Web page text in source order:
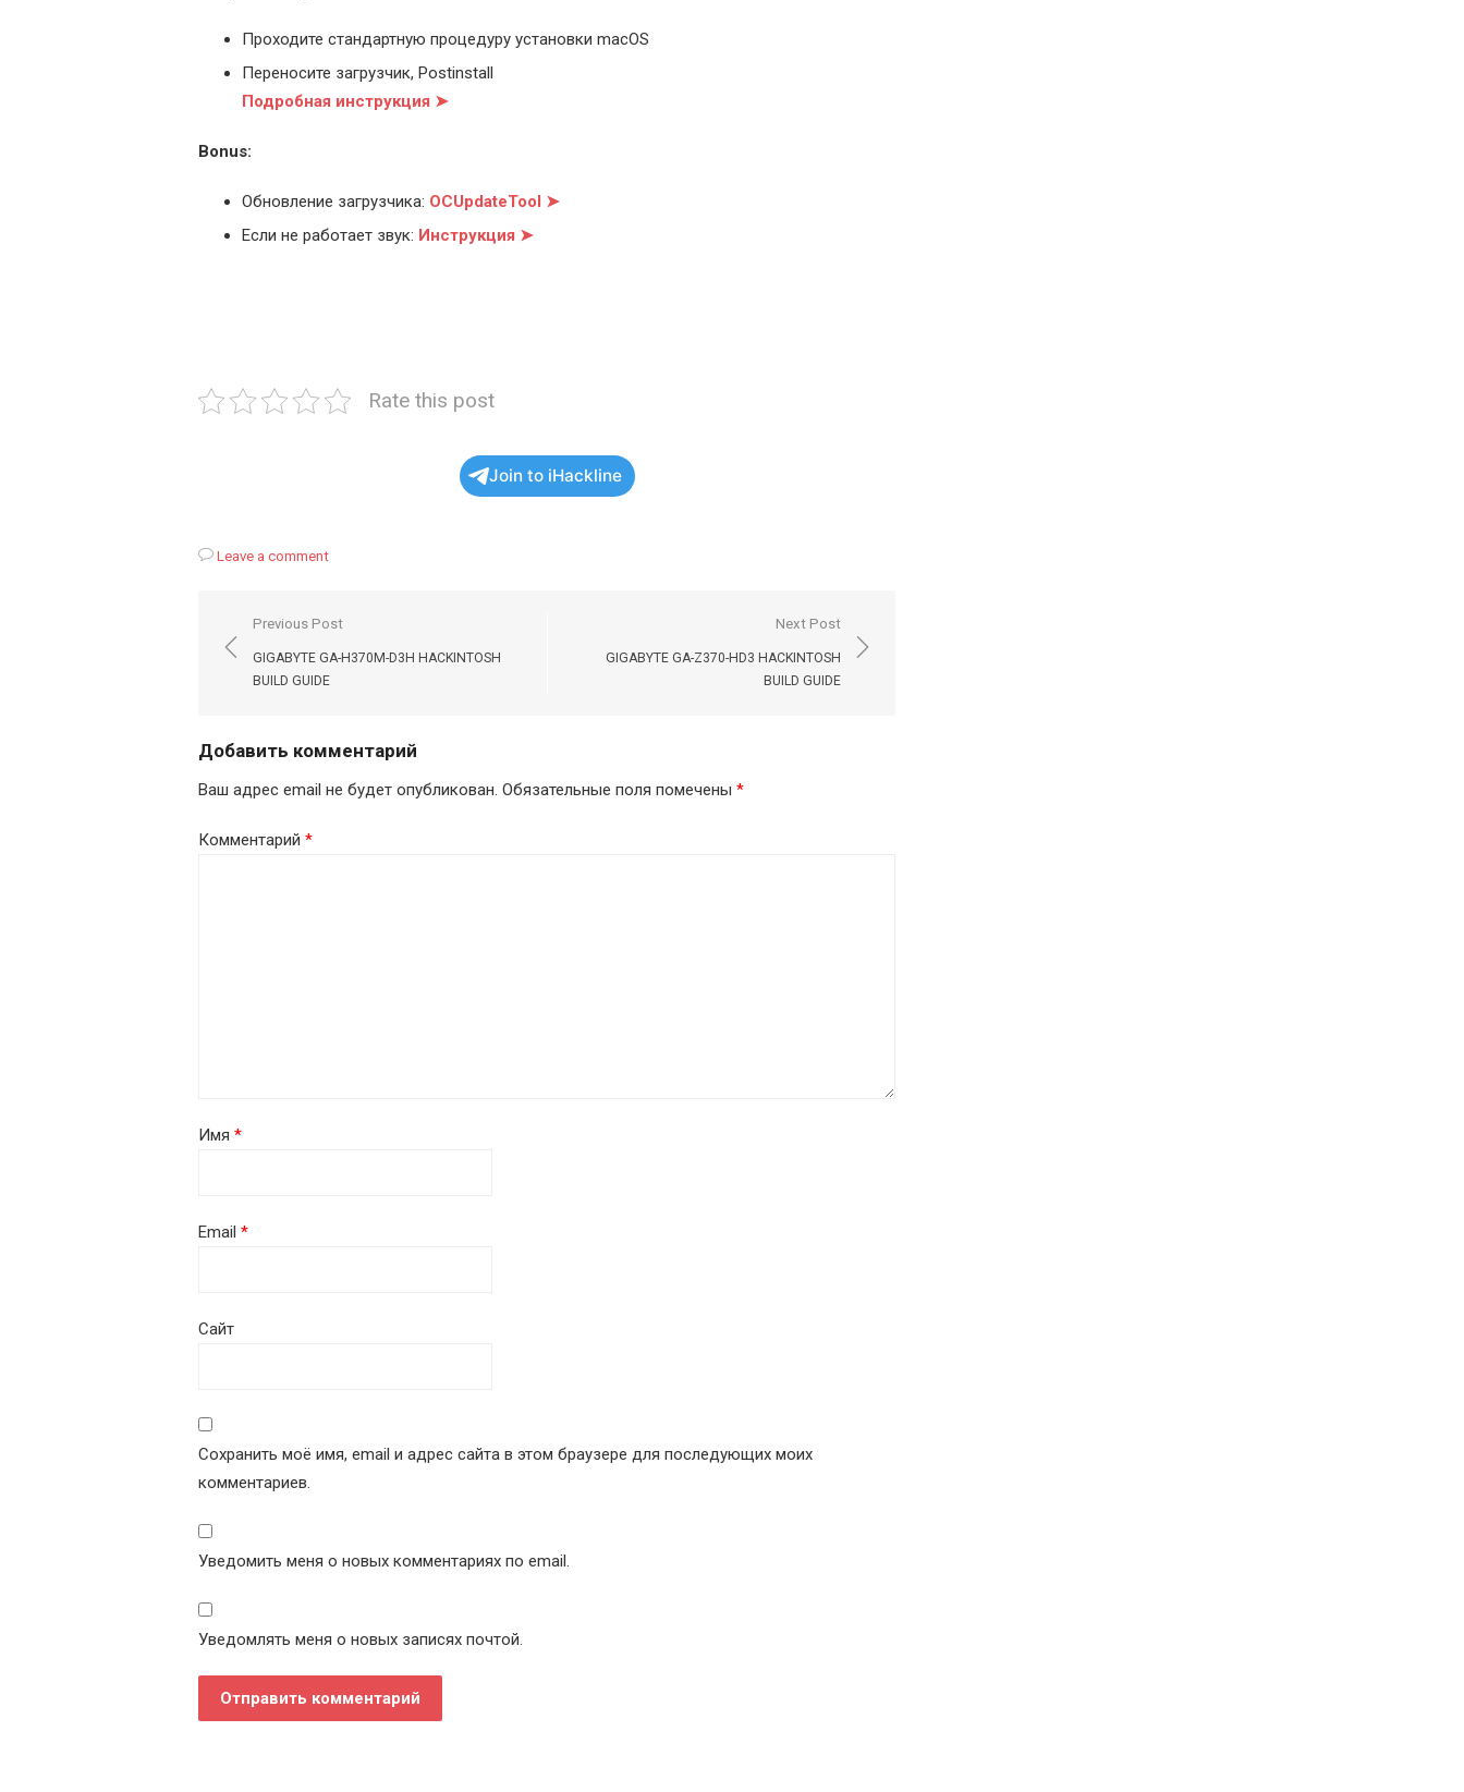
Проходите стандартную процедуру установки macOS
Переносите загрузчик, Postinstall
Подробная инструкция ➤
Bonus:
Обновление загрузчика: OCUpdateTool ➤
Если не работает звук: Инструкция ➤
Rate this post
Join to iHackline
Leave a comment
Навигация
по
записям
Previous Post
GIGABYTE GA-H370M-D3H HACKINTOSH
BUILD GUIDE
Next Post
GIGABYTE GA-Z370-HD3 HACKINTOSH
BUILD GUIDE
Добавить комментарий
Ваш адрес email не будет опубликован. Обязательные поля помечены *
Комментарий *
Имя *
Email *
Сайт
Сохранить моё имя, email и адрес сайта в этом браузере для последующих моих
комментариев.
Уведомить меня о новых комментариях по email.
Уведомлять меня о новых записях почтой.